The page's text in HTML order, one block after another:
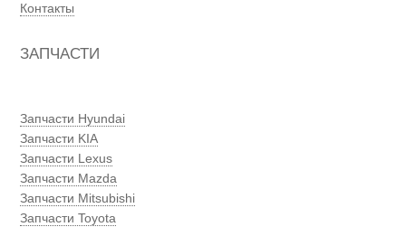
Контакты
ЗАПЧАСТИ
Запчасти Hyundai
Запчасти KIA
Запчасти Lexus
Запчасти Mazda
Запчасти Mitsubishi
Запчасти Toyota